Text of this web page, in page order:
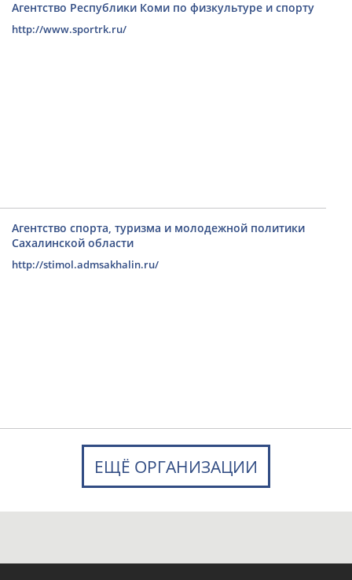
Агентство Республики Коми по физкультуре и спорту
http://www.sportrk.ru/
Агентство спорта, туризма и молодежной политики
Сахалинской области
http://stimol.admsakhalin.ru/
ЕЩЁ ОРГАНИЗАЦИИ